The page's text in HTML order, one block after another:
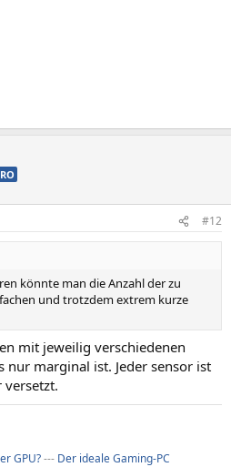
#12
könnte man die Anzahl der zu
und trotzdem extrem kurze
mit jeweilig verschiedenen
nur marginal ist. Jeder sensor ist
GPU?--- Der ideale Gaming-PC